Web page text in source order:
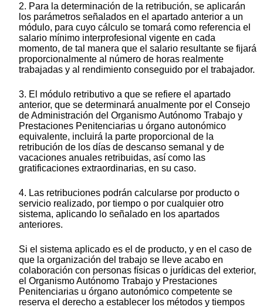
2. Para la determinación de la retribución, se aplicarán
los parámetros señalados en el apartado anterior a un
módulo, para cuyo cálculo se tomará como referencia el
salario mínimo interprofesional vigente en cada
momento, de tal manera que el salario resultante se fijará
proporcionalmente al número de horas realmente
trabajadas y al rendimiento conseguido por el trabajador.
3. El módulo retributivo a que se refiere el apartado
anterior, que se determinará anualmente por el Consejo
de Administración del Organismo Autónomo Trabajo y
Prestaciones Penitenciarias u órgano autonómico
equivalente, incluirá la parte proporcional de la
retribución de los días de descanso semanal y de
vacaciones anuales retribuidas, así como las
gratificaciones extraordinarias, en su caso.
4. Las retribuciones podrán calcularse por producto o
servicio realizado, por tiempo o por cualquier otro
sistema, aplicando lo señalado en los apartados
anteriores.
Si el sistema aplicado es el de producto, y en el caso de
que la organización del trabajo se lleve acabo en
colaboración con personas físicas o jurídicas del exterior,
el Organismo Autónomo Trabajo y Prestaciones
Penitenciarias u órgano autonómico competente se
reserva el derecho a establecer los métodos y tiempos